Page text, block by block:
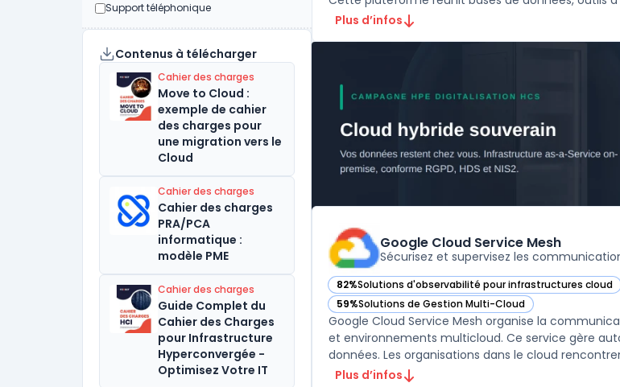
Support téléphonique
Contenus à télécharger
Cahier des charges
Move to Cloud :
exemple de cahier
des charges pour
une migration vers le
Cloud
Cahier des charges
Cahier des charges
PRA/PCA
informatique :
modèle PME
Cahier des charges
Guide Complet du
Cahier des Charges
pour Infrastructure
Hyperconvergée -
Optimisez Votre IT
Plus d’infos
Google Cloud Service Mesh
Sécurisez et supervisez les
82%Solutions d'observabilité pour infrastructures cloud
— voir Google Cloud Service Mesh dans cette catégorie
59%Solutions de Gestion Multi-Cloud
— voir Google Cloud Service Mesh dans cette catégorie
Google Cloud Service Mesh organise la
et environnements multicloud. Ce service gère
données. Les organisations dans le cloud
Plus d’infos